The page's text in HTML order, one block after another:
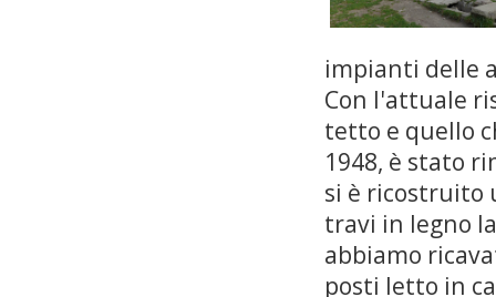
impianti delle
Con l'attuale
tetto e quello
1948, è stato
si è
travi in legno
abbiamo
posti letto in